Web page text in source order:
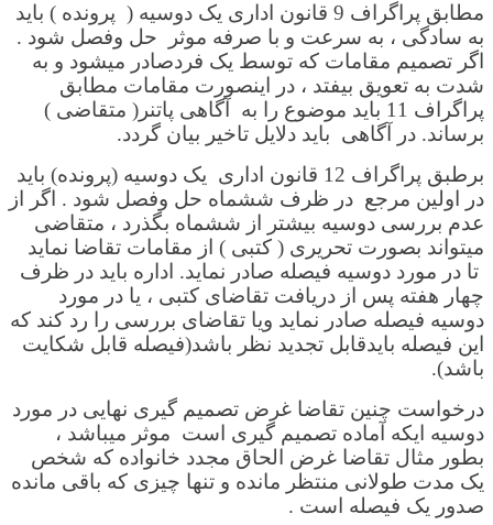
مطابق پراگراف 9 قانون اداری یک دوسیه ( پرونده ) باید
به سادگی ، به سرعت و با صرفه موثر حل وفصل شود .
اگر تصمیم مقامات که توسط یک فردصادر میشود و به
شدت به تعویق بیفتد ، در اینصورت مقامات مطابق
پراگراف 11 باید موضوع را به آگاهی پاتنر( متقاضی )
برساند. در آگاهی باید دلایل تاخیر بیان گردد.
برطبق پراگراف 12 قانون اداری یک دوسیه (پرونده) باید
در اولین مرجع در ظرف ششماه حل وفصل شود . اگر از
عدم بررسی دوسیه بیشتر از ششماه بگذرد ، متقاضی
میتواند بصورت تحریری ( کتبی ) از مقامات تقاضا نماید
تا در مورد دوسیه فیصله صادر نماید. اداره باید در ظرف
چهار هفته پس از دریافت تقاضای کتبی ، یا در مورد
دوسیه فیصله صادر نماید ویا تقاضای بررسی را رد کند که
این فیصله بایدقابل تجدید نظر باشد(فیصله قابل شکایت
باشد).
درخواست چنین تقاضا غرض تصمیم گیری نهایی در مورد
دوسیه ایکه آماده تصمیم گیری است موثر میباشد ،
بطور مثال تقاضا غرض الحاق مجدد خانواده که شخص
یک مدت طولانی منتظر مانده و تنها چیزی که باقی مانده
صدور یک فیصله است .